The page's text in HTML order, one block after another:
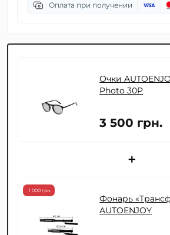
Оплата при получении
Очки
Photo 30P
3 500 грн.
+
1 000 грн.
Фонарь
AUTOENJOY